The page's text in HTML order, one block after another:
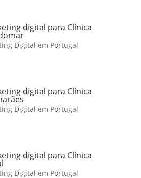
digital para Clínica
Digital em Portugal
digital para Clínica
Digital em Portugal
digital para Clínica
Digital em Portugal